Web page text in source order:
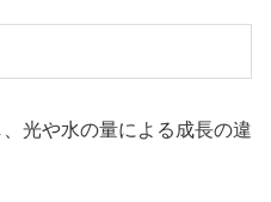
光や水の量による成長の違